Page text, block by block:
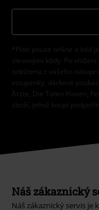
*Platí pouze online a kód
slevovými kódy. Po
odečtena z vašeho
vstupenky, dárkové
Ärzte, Die Toten Hosen,
zboží, jehož koupí
Náš zákaznický
Náš zákaznický servis je